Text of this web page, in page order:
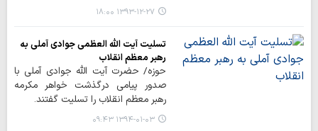
۱۳۹۳-۱۲-۲۷ ۱۸:۰۰
تسلیت آیت الله العظمی جوادی آملی به
رهبر معظم انقلاب
حوزه/ حضرت آیت الله جوادی آملی با
صدور پیامی درگذشت خواهر مکرمه
رهبر معظم انقلاب را تسلیت گفتند.
۱۳۹۴-۰۱-۰۳ ۰۹:۴۳